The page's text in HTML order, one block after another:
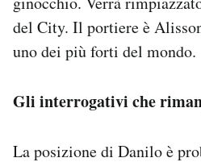
del City. Il portiere è
uno dei più forti del mondo.
Gli interrogativi che
La posizione di Danilo è